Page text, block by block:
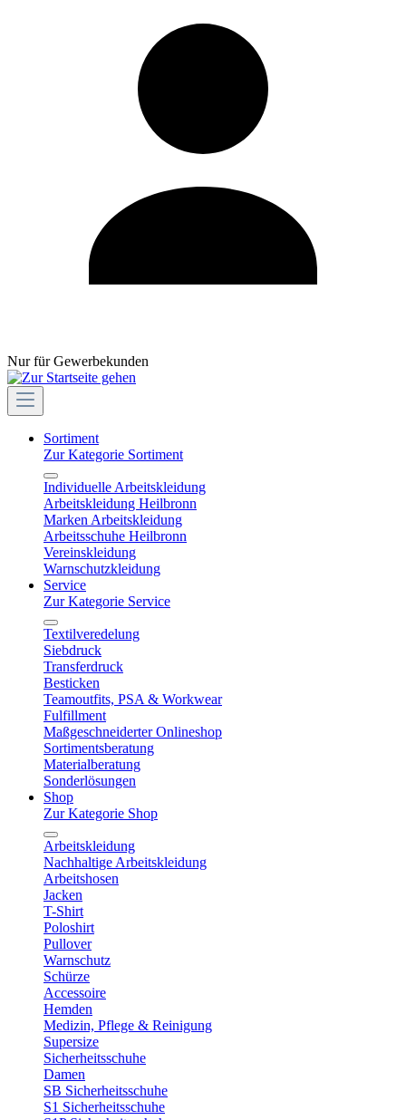
Nur für Gewerbekunden
Sortiment
Zur Kategorie Sortiment
Individuelle Arbeitskleidung
Arbeitskleidung Heilbronn
Marken Arbeitskleidung
Arbeitsschuhe Heilbronn
Vereinskleidung
Warnschutzkleidung
Service
Zur Kategorie Service
Textilveredelung
Siebdruck
Transferdruck
Besticken
Teamoutfits, PSA & Workwear
Fulfillment
Maßgeschneiderter Onlineshop
Sortimentsberatung
Materialberatung
Sonderlösungen
Shop
Zur Kategorie Shop
Arbeitskleidung
Nachhaltige Arbeitskleidung
Arbeitshosen
Jacken
T-Shirt
Poloshirt
Pullover
Warnschutz
Schürze
Accessoire
Hemden
Medizin, Pflege & Reinigung
Supersize
Sicherheitsschuhe
Damen
SB Sicherheitsschuhe
S1 Sicherheitsschuhe